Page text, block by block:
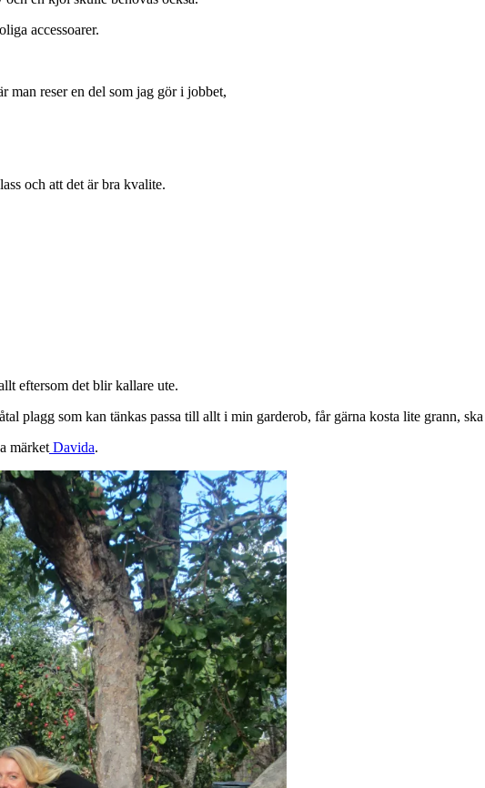
accessoarer.
man reser en del som jag gör i jobbet,
och att det är bra kvalite.
eftersom det blir kallare ute.
plagg som kan tänkas passa till allt i min garderob, får gärna kosta lite grann,
märket Davida.